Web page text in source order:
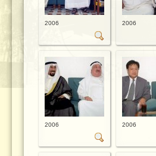
2006 2006
2006 2006